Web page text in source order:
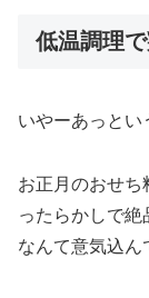
低温調理
いやーあっとい
お正月のおせち
ったらかしで
なんて意気込ん